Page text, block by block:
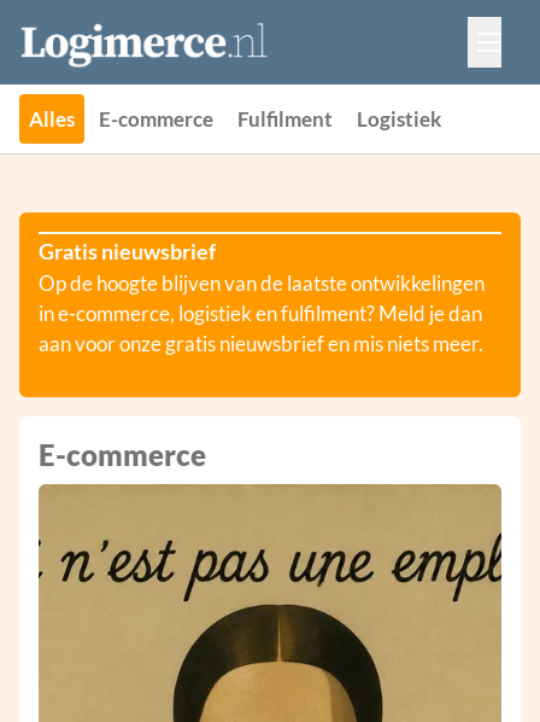
Vacatures
Events
Adverteren
Partners
Alles E-commerce Fulfilment Logistiek
Gratis nieuwsbrief
Op de hoogte blijven van de laatste ontwikkelingen
in e-commerce, logistiek en fulfilment? Meld je dan
aan voor onze gratis nieuwsbrief en mis niets meer.
E-commerce